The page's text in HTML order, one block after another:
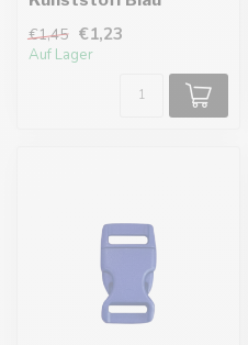
€1,45 €1,23
Auf Lager